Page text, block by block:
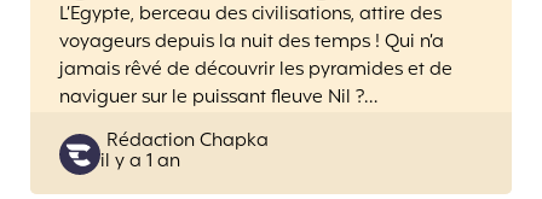
L’Egypte, berceau des civilisations, attire des
voyageurs depuis la nuit des temps ! Qui n’a
jamais rêvé de découvrir les pyramides et de
naviguer sur le puissant fleuve Nil ?…
Posted
by
Rédaction Chapka
il y a 1 an